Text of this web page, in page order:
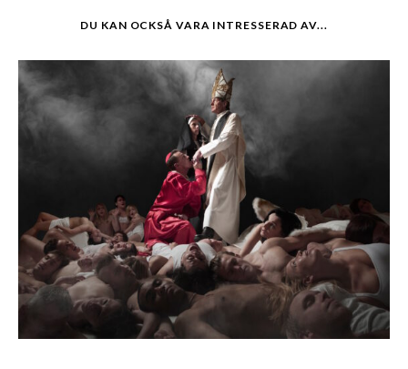
DU KAN OCKSÅ VARA INTRESSERAD AV...